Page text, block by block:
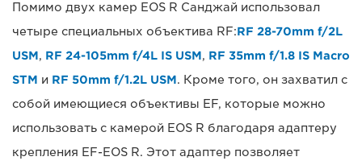
Помимо двух камер EOS R Санджай использовал
четыре специальных объектива RF:RF 28-70mm f/2L
USM, RF 24-105mm f/4L IS USM, RF 35mm f/1.8 IS Macro
STM и RF 50mm f/1.2L USM. Кроме того, он захватил с
собой имеющиеся объективы EF, которые можно
использовать с камерой EOS R благодаря адаптеру
крепления EF-EOS R. Этот адаптер позволяет